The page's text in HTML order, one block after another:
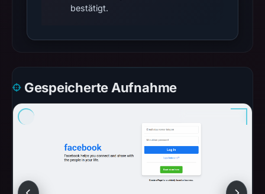
AS14061
DigitalOcean,
bestätigt.
Gespeicherte Aufnahme